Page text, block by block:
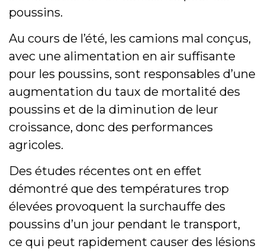
poussins.
Au cours de l’été, les camions mal conçus,
avec une alimentation en air suffisante
pour les poussins, sont responsables d’une
augmentation du taux de mortalité des
poussins et de la diminution de leur
croissance, donc des performances
agricoles.
Des études récentes ont en effet
démontré que des températures trop
élevées provoquent la surchauffe des
poussins d’un jour pendant le transport,
ce qui peut rapidement causer des lésions